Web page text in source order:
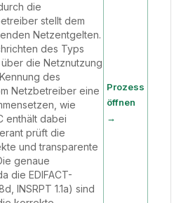
die
stellt dem
Netzentgelten.
des Typs
die Netznutzung
des
Netzbetreiber eine
wie
enthält dabei
prüft die
und transparente
genaue
die EDIFACT-
INSRPT 1.1a) sind
Prozess
öffnen
→